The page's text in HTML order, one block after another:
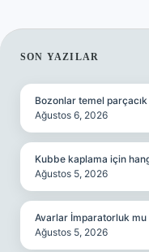
SIDEBAR
SON YAZILAR
Bozonlar temel parçacık
Ağustos 6, 2026
Kubbe kaplama için
Ağustos 5, 2026
Avarlar İmparatorluk mu
Ağustos 5, 2026